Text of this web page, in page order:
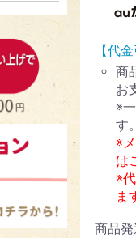
【代
商
お
※
す。
※
は
※
ま
商品